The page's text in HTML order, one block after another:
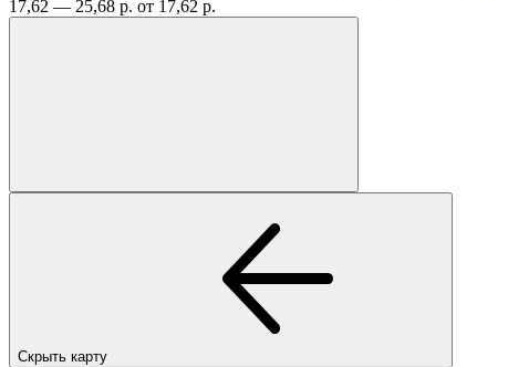
17,62 — 25,68 р. от 17,62 р.
Скрыть карту